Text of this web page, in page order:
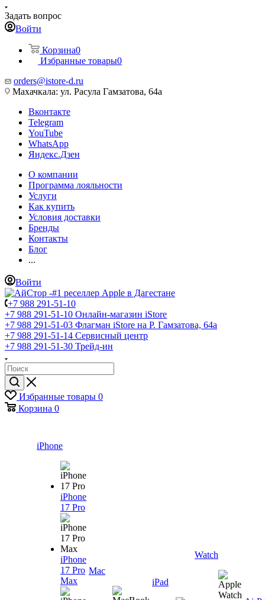
Задать вопрос
Войти
Корзина0
Избранные товары0
orders@istore-d.ru
Махачкала: ул. Расула Гамзатова, 64а
Вконтакте
Telegram
YouTube
WhatsApp
Яндекс.Дзен
О компании
Программа лояльности
Услуги
Как купить
Условия доставки
Бренды
Контакты
Блог
...
Войти
+7 988 291-51-10
+7 988 291-51-10 Онлайн-магазин iStore
+7 988 291-51-03 Флагман iStore на Р. Гамзатова, 64а
+7 988 291-51-14 Сервисный центр
+7 988 291-51-30 Трейд-ин
Избранные товары 0
Корзина 0
iPhone
iPhone
17 Pro
iPhone
17 Pro
Max
Mac
iPad
Watch